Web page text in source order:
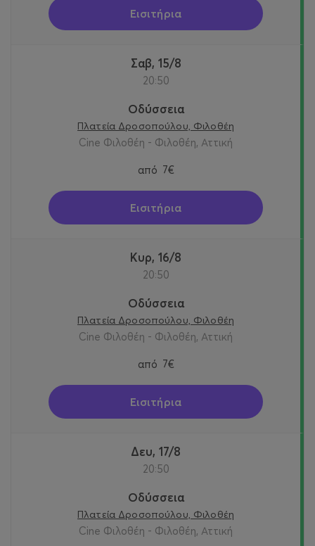
Εισιτήρια
Σαβ, 15/8
20:50
Οδύσσεια
Πλατεία Δροσοπούλου, Φιλοθέη
Cine Φιλοθέη - Φιλοθέη, Αττική
από 7€
Εισιτήρια
Κυρ, 16/8
20:50
Οδύσσεια
Πλατεία Δροσοπούλου, Φιλοθέη
Cine Φιλοθέη - Φιλοθέη, Αττική
από 7€
Εισιτήρια
Δευ, 17/8
20:50
Οδύσσεια
Πλατεία Δροσοπούλου, Φιλοθέη
Cine Φιλοθέη - Φιλοθέη, Αττική